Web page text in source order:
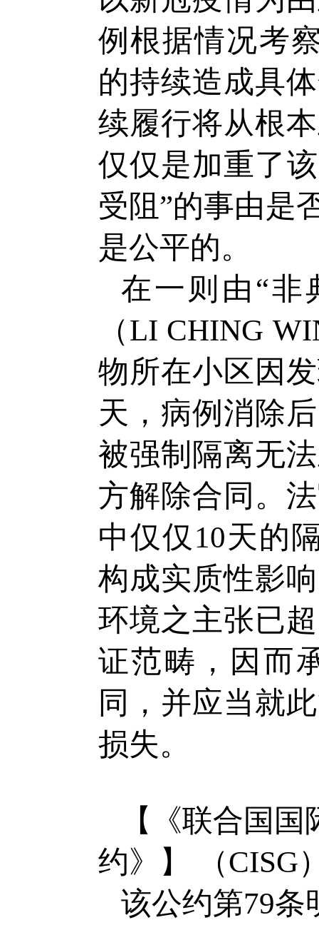
例根据情况考
的持续造成具
续履行将从根
仅仅是加重了
受阻”的事由是
是公平的。
在一则由“非
（LI CHING
物所在小区因
天，病例消除
被强制隔离无
方解除合同。
中仅仅10天的
构成实质性影
环境之主张已
证范畴，因而
同，并应当就
损失。
【《联合国
约》】
（CISG
该公约第79条